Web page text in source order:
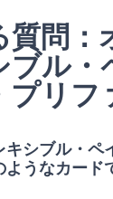
質問：
ブル・
プリフ
シブル・ペ
ようなカード